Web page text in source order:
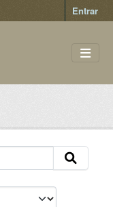
Entrar